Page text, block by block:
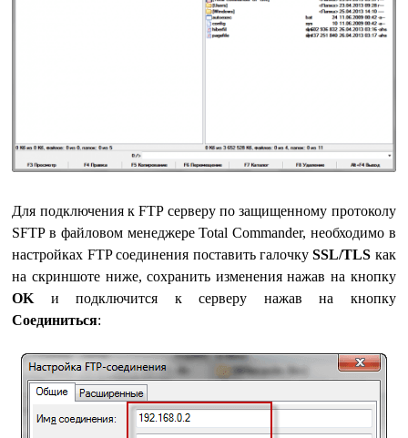
Для подключения к FTP серверу по защищенному протоколу
SFTP в файловом менеджере Total Commander, необходимо в
настройках FTP соединения поставить галочкуSSL/TLS как
на скриншоте ниже, сохранить изменения нажав на кнопку
OK и подключится к серверу нажав на кнопку
Соединиться: